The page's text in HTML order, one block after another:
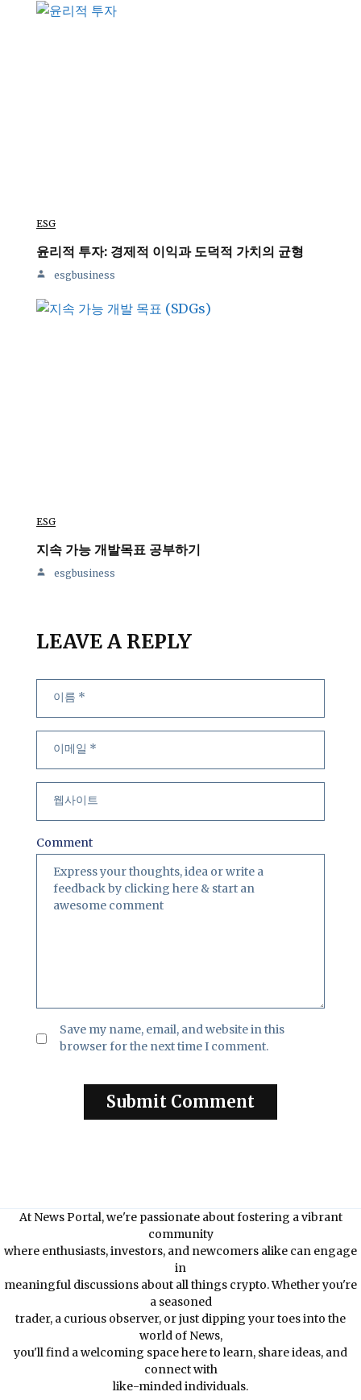
ESG
윤리적 투자: 경제적 이익과 도덕적 가치의 균형
esgbusiness
ESG
지속 가능 개발목표 공부하기
esgbusiness
LEAVE A REPLY
Comment
Save my name, email, and website in this
browser for the next time I comment.
At News Portal, we're passionate about fostering a vibrant
community
where enthusiasts, investors, and newcomers alike can engage
in
meaningful discussions about all things crypto. Whether you're
a seasoned
trader, a curious observer, or just dipping your toes into the
world of News,
you'll find a welcoming space here to learn, share ideas, and
connect with
like-minded individuals.